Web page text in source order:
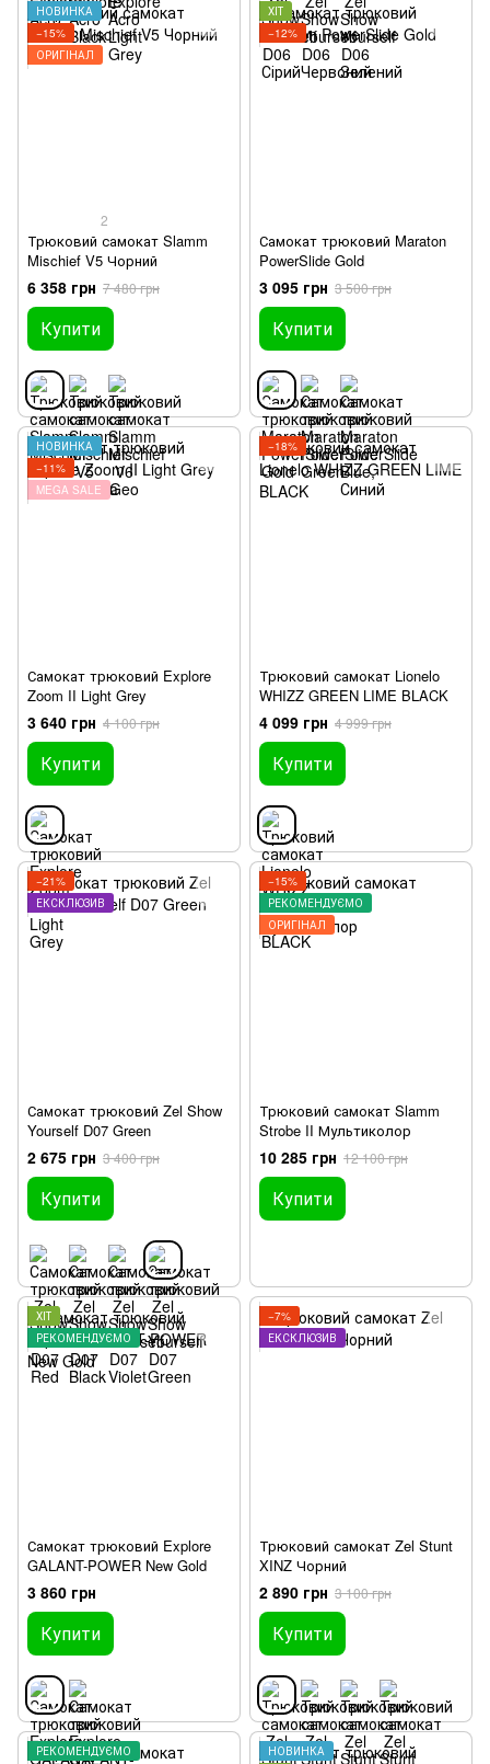
НОВИНКА
−15%
ОРИГІНАЛ
2
Трюковий самокат Slamm
Mischief V5 Чорний
6 358 грн 7 480 грн
Купити
ХІТ
−12%
Самокат трюковий Maraton
PowerSlide Gold
3 095 грн 3 500 грн
Купити
НОВИНКА
−11%
MEGA SALE
Самокат трюковий Explore
Zoom II Light Grey
3 640 грн 4 100 грн
Купити
−18%
Трюковий самокат Lionelo
WHIZZ GREEN LIME BLACK
4 099 грн 4 999 грн
Купити
−21%
ЕКСКЛЮЗИВ
Самокат трюковий Zel Show
Yourself D07 Green
2 675 грн 3 400 грн
Купити
−15%
РЕКОМЕНДУЄМО
ОРИГІНАЛ
Трюковий самокат Slamm
Strobe II Мультиколор
10 285 грн 12 100 грн
Купити
ХІТ
РЕКОМЕНДУЄМО
Самокат трюковий Explore
GALANT-POWER New Gold
3 860 грн
Купити
−7%
ЕКСКЛЮЗИВ
Трюковий самокат Zel Stunt
XINZ Чорний
2 890 грн 3 100 грн
Купити
РЕКОМЕНДУЄМО
НОВИНКА